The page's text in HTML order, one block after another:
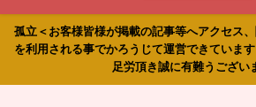
孤立＜お客様皆様が掲載の記事等へアクセス
を利用される事でかろうじて運営できていま
足労頂き誠に有難うござい